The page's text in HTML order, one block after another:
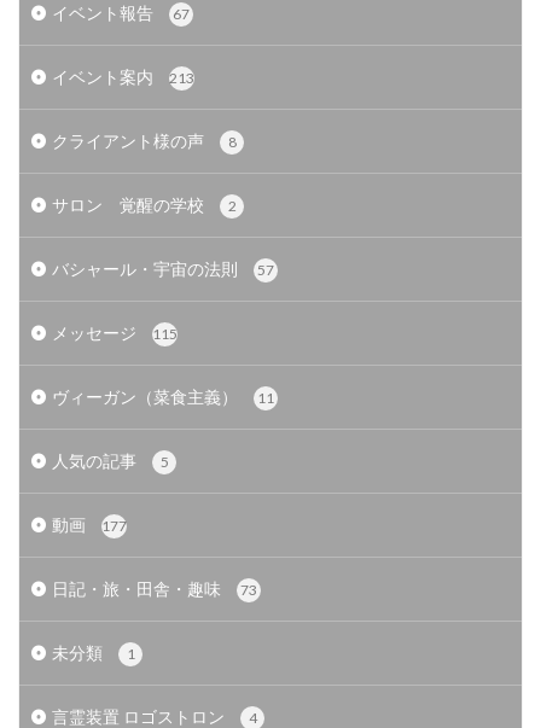
イベント報告 67
イベント案内 213
クライアント様の声 8
サロン 覚醒の学校 2
バシャール・宇宙の法則 57
メッセージ 115
ヴィーガン（菜食主義） 11
人気の記事 5
動画 177
日記・旅・田舎・趣味 73
未分類 1
言霊装置 ロゴストロン 4